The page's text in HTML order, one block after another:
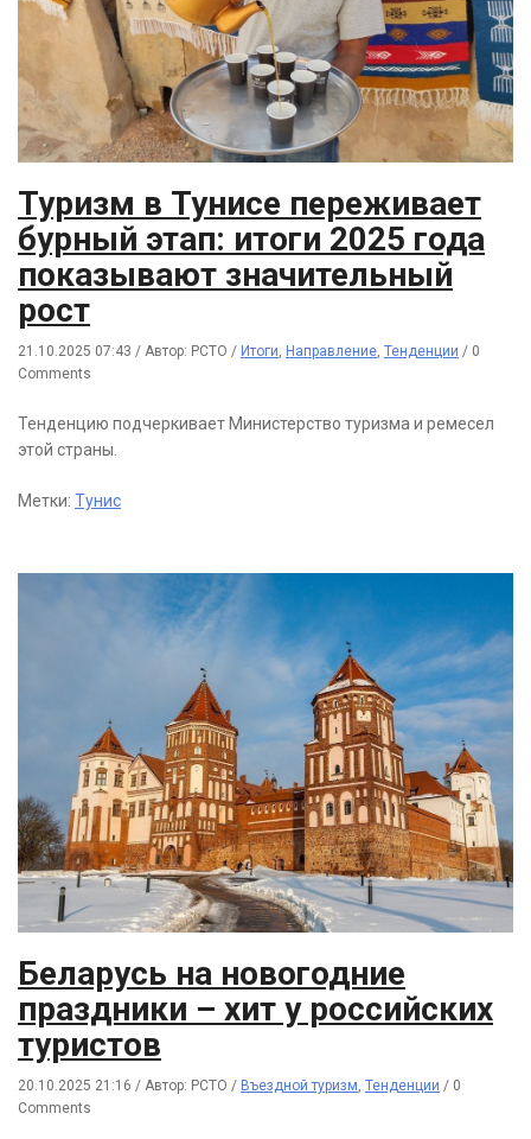
Туризм в Тунисе переживает
бурный этап: итоги 2025 года
показывают значительный
рост
21.10.2025 07:43 / Автор: РСТО / Итоги, Направление, Тенденции / 0
Comments
Тенденцию подчеркивает Министерство туризма и ремесел
этой страны.
Метки: Тунис
Беларусь на новогодние
праздники – хит у российских
туристов
20.10.2025 21:16 / Автор: РСТО / Въездной туризм, Тенденции / 0
Comments